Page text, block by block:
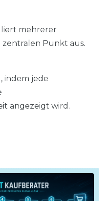
mehrerer
zentralen Punkt aus.
indem jede
angezeigt wird.